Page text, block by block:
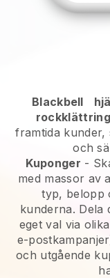
Blackbell
framtida kunder,
och
Kuponger -
med massor av
typ, belopp
kunderna. Dela
eget val via
e-
och utgående